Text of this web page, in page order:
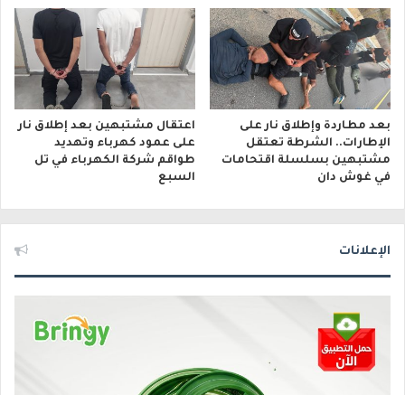
بعد مطاردة وإطلاق نار على
الإطارات.. الشرطة تعتقل
مشتبهين بسلسلة اقتحامات
في غوش دان
اعتقال مشتبهين بعد إطلاق نار
على عمود كهرباء وتهديد
طواقم شركة الكهرباء في تل
السبع
الإعلانات